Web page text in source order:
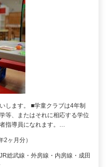
します。 ■学童クラブは4年制
等、またはそれに相応する学位
指導員になれます。…
2ヶ月分）
総武線・外房線・内房線・成田